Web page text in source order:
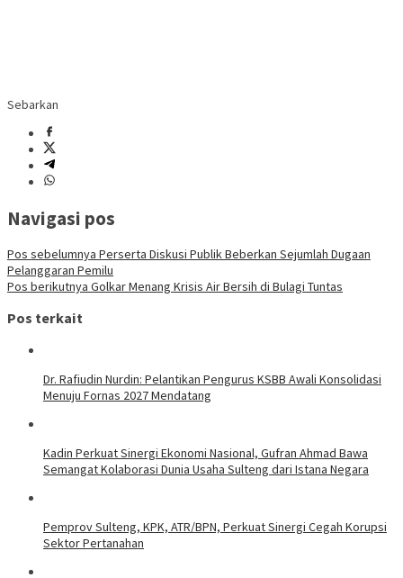
Sebarkan
Navigasi pos
Pos sebelumnya Perserta Diskusi Publik Beberkan Sejumlah Dugaan
Pelanggaran Pemilu
Pos berikutnya Golkar Menang Krisis Air Bersih di Bulagi Tuntas
Pos terkait
Dr. Rafiudin Nurdin: Pelantikan Pengurus KSBB Awali Konsolidasi
Menuju Fornas 2027 Mendatang
Kadin Perkuat Sinergi Ekonomi Nasional, Gufran Ahmad Bawa
Semangat Kolaborasi Dunia Usaha Sulteng dari Istana Negara
Pemprov Sulteng, KPK, ATR/BPN, Perkuat Sinergi Cegah Korupsi
Sektor Pertanahan